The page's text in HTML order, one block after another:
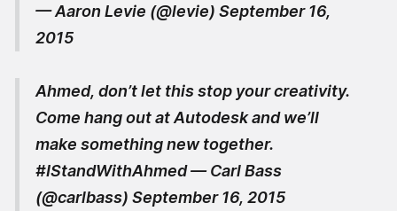
— Aaron Levie (@levie) September 16,
2015
Ahmed, don’t let this stop your creativity.
Come hang out at Autodesk and we’ll
make something new together.
#IStandWithAhmed— Carl Bass
(@carlbass) September 16, 2015